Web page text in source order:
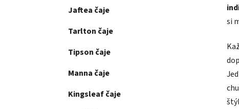
Jaftea čaje
Tarlton čaje
Tipson čaje
Manna čaje
Kingsleaf čaje
si